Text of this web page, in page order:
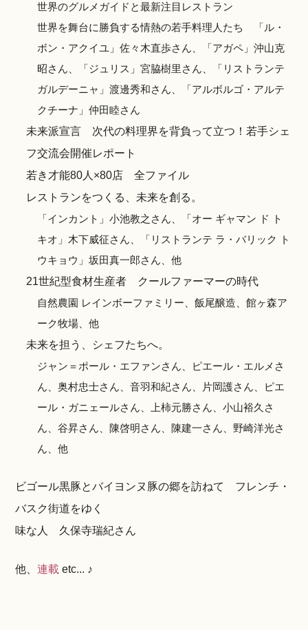
世界のグルメガイドと最新注目レストラン
世界を舞台に勝負する情熱の若手料理人たち 「ル・
ボン・アクイユ」佐々木直歩さん、「アガペ」沖山克
昭さん、「ジュリス」宮脇樹里さん、「リストランテ
ガルデーニャ」渡邊秀和さん、「アルボルゴ・アルテ
クチーナ」仲田睦さん
未来派宣言 次代の料理界を背負って立つ！若手シェ
フ交流会開催レポート
若き才能80人×80店 全ファイル
レストランをつくる、未来を創る。
「インカント」小池教之さん、「オー ギャマン ド ト
キオ」木下威征さん、「リストランテ ラ・バリック ト
ウキョウ」坂田真一郎さん、他
21世紀型食材生産者 クールファーマーの時代
自然農園 レインボーファミリー、飯尾醸造、館ヶ森ア
ーク牧場、他
未来を担う、シェフたちへ。
ジャン＝ポール・エファンさん、ピエール・エルメさ
ん、奥村忠士さん、音羽和紀さん、片岡護さん、ピエ
ール・ガニェールさん、上柿元勝さん、小山裕久さ
ん、谷昇さん、陳啓明さん、陳建一さん、野崎洋光さ
ん、他
ビゴール黒豚とバイヨンヌ豚の郷を訪ねて フレンチ・
バスク街道をゆく
味な人 久保寺瑞紀さん
他、連載 etc... ♪